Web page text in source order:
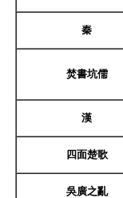
秦
焚書坑儒
漢
四面楚歌
吳廣之亂